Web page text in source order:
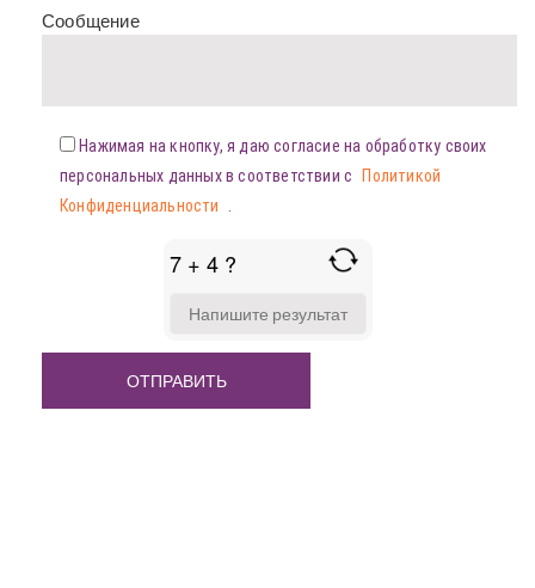
Сообщение
Нажимая на кнопку, я даю согласие на обработку своих
персональных данных в соответствии с
Политикой
Конфиденциальности
7 + 4 ?
FOR
+